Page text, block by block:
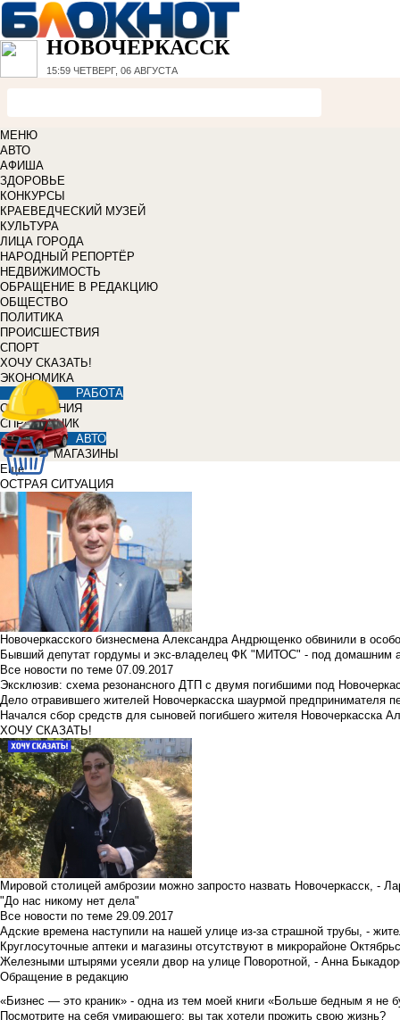
НОВОЧЕРКАССК
15:59 ЧЕТВЕРГ, 06 АВГУСТА
МЕНЮ
АВТО
АФИША
ЗДОРОВЬЕ
КОНКУРСЫ
КРАЕВЕДЧЕСКИЙ МУЗЕЙ
КУЛЬТУРА
ЛИЦА ГОРОДА
НАРОДНЫЙ РЕПОРТЁР
НЕДВИЖИМОСТЬ
ОБРАЩЕНИЕ В РЕДАКЦИЮ
ОБЩЕСТВО
ПОЛИТИКА
ПРОИСШЕСТВИЯ
СПОРТ
ХОЧУ СКАЗАТЬ!
ЭКОНОМИКА
РАБОТА
ОБЪЯВЛЕНИЯ
СПРАВОЧНИК
АВТО
МАГАЗИНЫ
Еще
ОСТРАЯ СИТУАЦИЯ
Новочеркасского бизнесмена Александра Андрющенко обвинили в
Бывший депутат гордумы и экс-владелец ФК "МИТОС" - под домашним
Все новости по теме 07.09.2017
Эксклюзив: схема резонансного ДТП с двумя погибшими под
Дело отравившего жителей Новочеркасска шаурмой предпринимателя
Начался сбор средств для сыновей погибшего жителя Новочеркасска
ХОЧУ СКАЗАТЬ!
Мировой столицей амброзии можно запросто назвать Новочеркасск, -
"До нас никому нет дела"
Все новости по теме 29.09.2017
Адские времена наступили на нашей улице из-за страшной трубы, -
Круглосуточные аптеки и магазины отсутствуют в микрорайоне
Железными штырями усеяли двор на улице Поворотной, - Анна
Обращение в редакцию
«Бизнес — это краник» - одна из тем моей книги «Больше бедным я не
Посмотрите на себя умирающего: вы так хотели прожить свою жизнь?